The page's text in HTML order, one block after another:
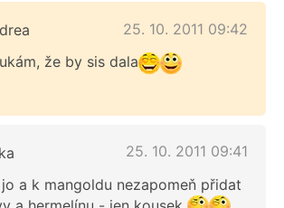
25. 10. 2011 09:42
že by sis dala
25. 10. 2011 09:41
jo a k mangoldu nezapomeň přidat